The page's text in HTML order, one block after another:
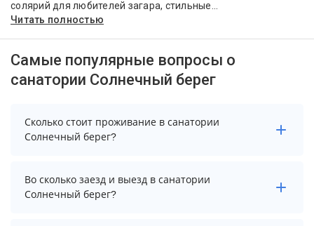
солярий для любителей загара, стильные...
Читать полностью
Самые популярные вопросы о
санатории Солнечный берег
Сколько стоит проживание в санатории
Солнечный берег?
Чтобы увидеть актуальные цены на проживание в
санатории Солнечный берег, выберите нужные даты
Во сколько заезд и выезд в санатории
Солнечный берег?